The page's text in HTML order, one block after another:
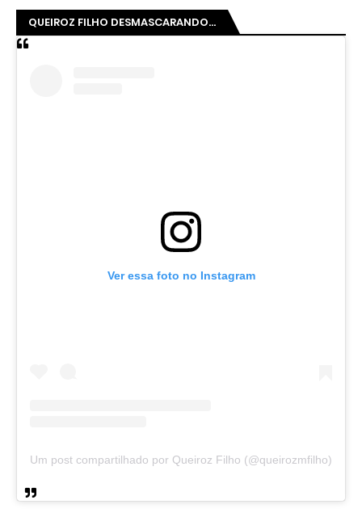
QUEIROZ FILHO DESMASCARANDO...
Ver essa foto no Instagram
Um post compartilhado por Queiroz Filho (@queirozmfilho)